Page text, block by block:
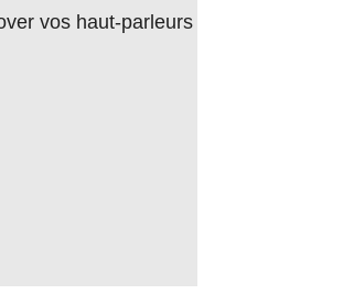
vos haut-parleurs